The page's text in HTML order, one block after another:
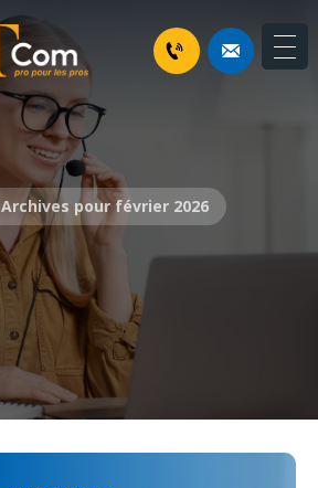
Archives pour février 2026